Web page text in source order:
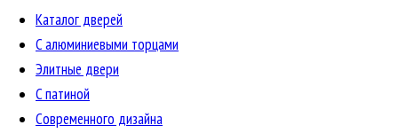
Каталог дверей
C алюминиевыми торцами
Элитные двери
C патиной
Cовременного дизайна